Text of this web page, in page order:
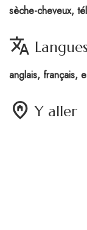
sèche-cheveux,
translate
anglais, français,
home_pin Y aller